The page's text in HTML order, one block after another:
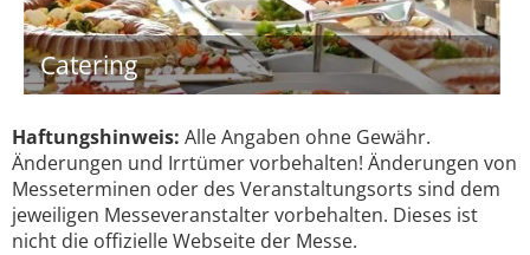
Catering
Haftungshinweis: Alle Angaben ohne Gewähr.
Änderungen und Irrtümer vorbehalten! Änderungen von
Messeterminen oder des Veranstaltungsorts sind dem
jeweiligen Messeveranstalter vorbehalten. Dieses ist
nicht die offizielle Webseite der Messe.